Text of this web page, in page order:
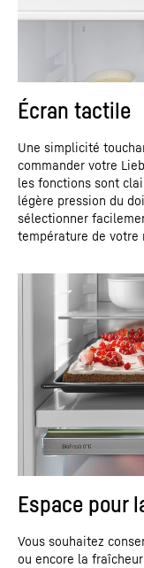
Écran tactile
Une simplicité
commander votre
les fonctions sont
légère pression du
sélectionner
température de votre
Espace pour
Vous souhaitez
ou encore la